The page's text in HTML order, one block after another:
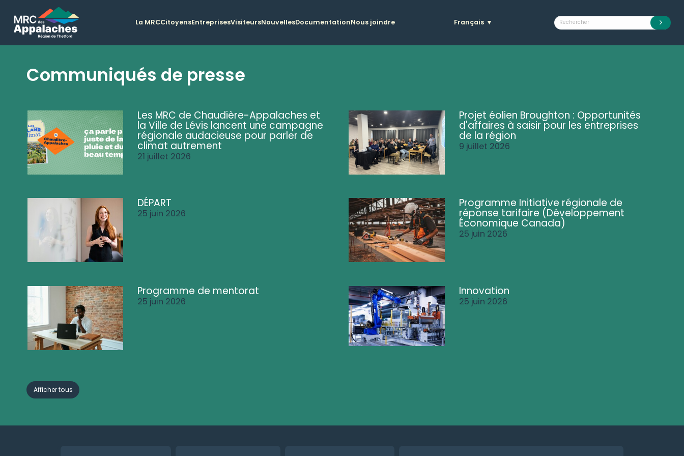
La MRCCitoyensEntreprisesVisiteursNouvellesDocumentationNous joindre Français ▼
Communiqués de presse
Les MRC de Chaudière-Appalaches et
la Ville de Lévis lancent une campagne
régionale audacieuse pour parler de
climat autrement
21 juillet 2026
Projet éolien Broughton : Opportunités
d'affaires à saisir pour les entreprises
de la région
9 juillet 2026
DÉPART
25 juin 2026
Programme Initiative régionale de
réponse tarifaire (Développement
Économique Canada)
25 juin 2026
Programme de mentorat
25 juin 2026
Innovation
25 juin 2026
Afficher tous